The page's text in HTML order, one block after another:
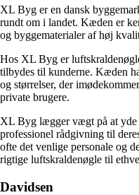
XL Byg er en dansk
rundt om i landet. Kæden er
og byggematerialer af høj
Hos XL Byg er
tilbydes til kunderne. Kæden
og størrelser, der
private brugere.
XL Byg lægger vægt på at yde
professionel rådgivning til
ofte det venlige personale og
rigtige luftskraldenøgle til
Davidsen